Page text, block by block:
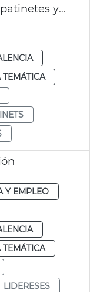
Pleno. Derechos Humanos, patinetes y València Activa
Y EMPLEO
LIDERESES